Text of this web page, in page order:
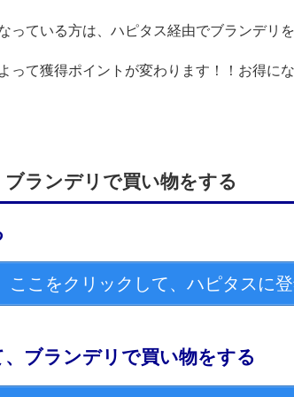
っている方は、ハピタス経由でブランデリ
って獲得ポイントが変わります！！お得に
ランデリで買い物をする
ここをクリックして、ハピタスに
ブランデリで買い物をする